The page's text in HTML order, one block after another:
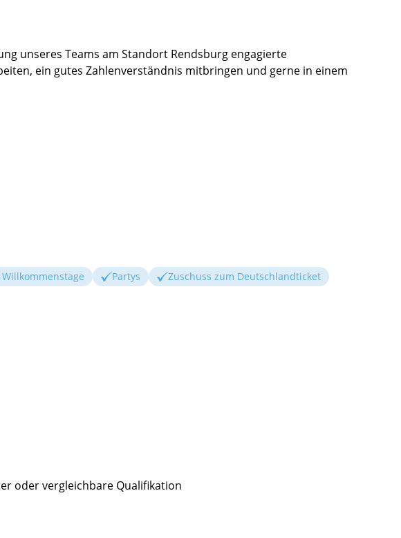
unseres Teams am Standort Rendsburg engagierte
ein gutes Zahlenverständnis mitbringen und gerne in einem
Partys
Zuschuss zum Deutschlandticket
oder vergleichbare Qualifikation